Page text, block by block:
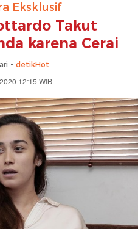
Eksklusif
Takut
karena Cerai
- detikHot
12:15 WIB